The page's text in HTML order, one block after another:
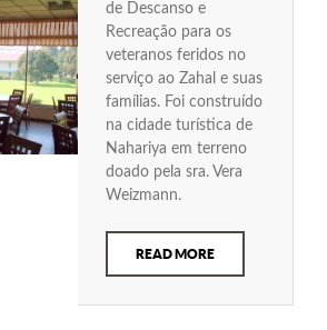
de Descanso e
Recreação para os
veteranos feridos no
serviço ao Zahal e suas
famílias. Foi construído
na cidade turística de
Nahariya em terreno
doado pela sra. Vera
Weizmann.
READ MORE